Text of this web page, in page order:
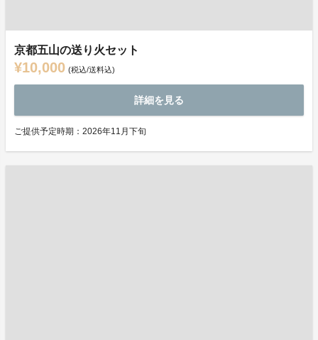
京都五山の送り火セット
¥10,000 (税込/送料込)
詳細を見る
ご提供予定時期：2026年11月下旬